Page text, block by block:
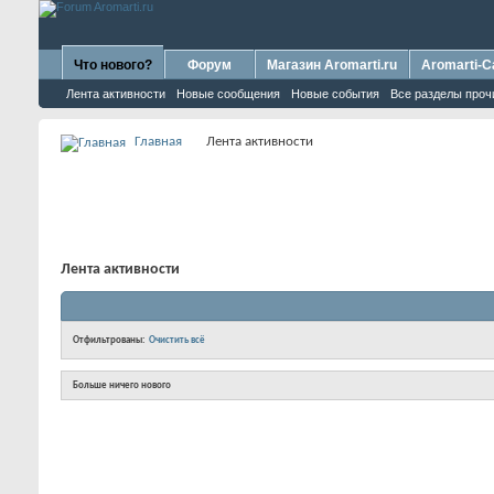
Что нового?
Лента активности Новые сообщения Новые события Все разделы
Форум Магазин Aromarti.ru Aromarti-
Главная Лента активности
Лента активности
Отфильтрованы: Очистить всё
Больше ничего нового